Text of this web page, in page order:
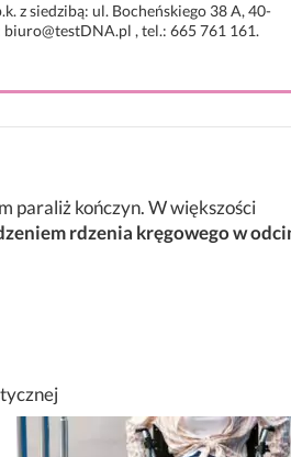
z siedzibą: ul. Bocheńskiego 38 A, 40-
, tel.: 665 761 161.
paraliż kończyn. W większości
rdzenia kręgowego w